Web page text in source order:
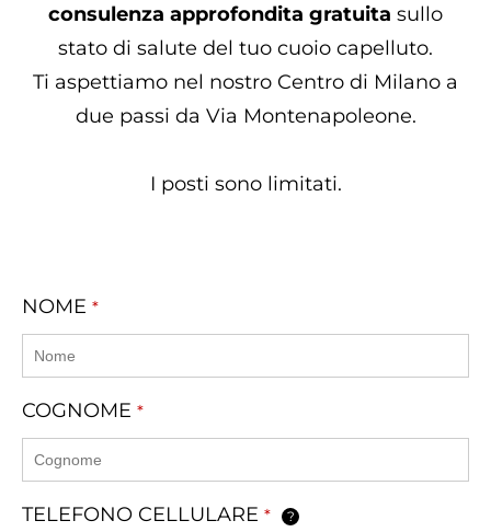
consulenza approfondita gratuita sullo
stato di salute del tuo cuoio capelluto.
Ti aspettiamo nel nostro Centro di Milano a
due passi da Via Montenapoleone.
I posti sono limitati.
NOME *
COGNOME *
TELEFONO CELLULARE * ?